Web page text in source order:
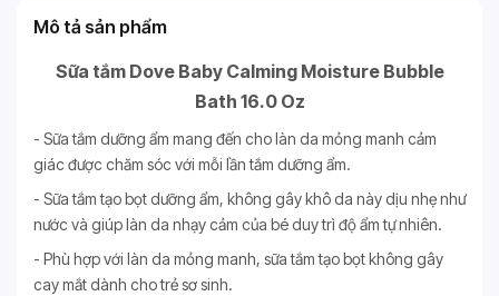
Mô tả sản phẩm
Sữa tắm Dove Baby Calming Moisture Bubble
Bath 16.0 Oz
- Sữa tắm dưỡng ẩm mang đến cho làn da mỏng manh cảm
giác được chăm sóc với mỗi lần tắm dưỡng ẩm.
- Sữa tắm tạo bọt dưỡng ẩm, không gây khô da này dịu nhẹ như
nước và giúp làn da nhạy cảm của bé duy trì độ ẩm tự nhiên.
- Phù hợp với làn da mỏng manh, sữa tắm tạo bọt không gây
cay mắt dành cho trẻ sơ sinh.